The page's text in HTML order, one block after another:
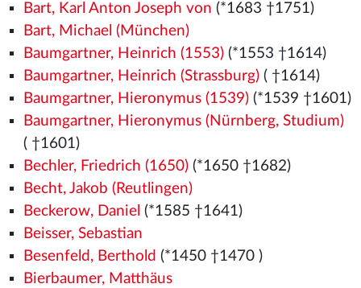
Bart, Karl Anton Joseph von (*1683 †1751)
Bart, Michael (München)
Baumgartner, Heinrich (1553)(*1553 †1614)
Baumgartner, Heinrich (Strassburg)( †1614)
Baumgartner, Hieronymus (1539)(*1539 †1601)
Baumgartner, Hieronymus (Nürnberg, Studium)
( †1601)
Bechler, Friedrich (1650)(*1650 †1682)
Becht, Jakob (Reutlingen)
Beckerow, Daniel (*1585 †1641)
Beisser, Sebastian
Besenfeld, Berthold (*1450 †1470 )
Bierbaumer, Matthäus